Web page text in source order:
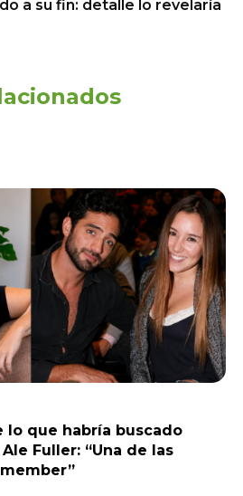
a su fin: detalle lo revelaría
lo que habría buscado
Fuller: “Una de las